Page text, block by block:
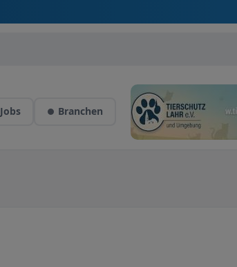
Jobs Branchen